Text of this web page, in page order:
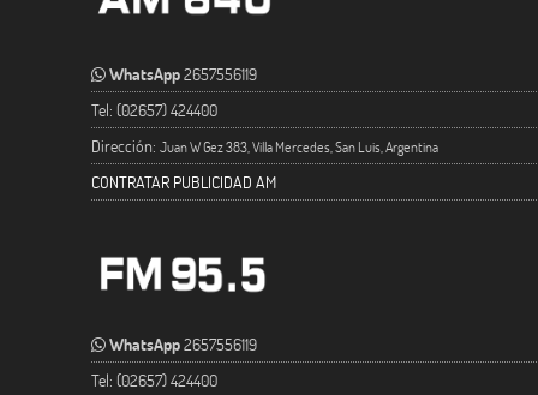
WhatsApp2657556119
Tel: (02657) 424400
Dirección: Juan W Gez 383, Villa Mercedes, San Luis, Argentina
CONTRATAR PUBLICIDAD AM
WhatsApp2657556119
Tel: (02657) 424400